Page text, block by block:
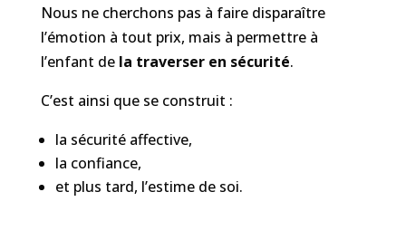
Nous ne cherchons pas à faire disparaître
l’émotion à tout prix, mais à permettre à
l’enfant de la traverser en sécurité.
C’est ainsi que se construit :
la sécurité affective,
la confiance,
et plus tard, l’estime de soi.